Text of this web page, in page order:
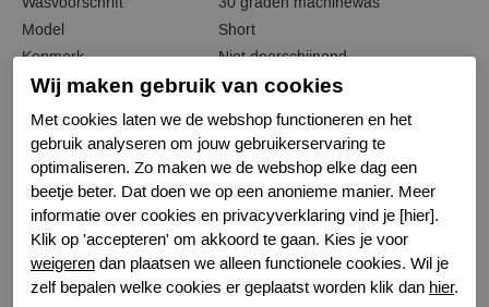
Model
Short
Kenmerk
Niet doorschijnend
Kenmerk
Naadloos
Kenmerk
Hoogte heupen
Kenmerk
Katoenen kruisje
Kenmerk
Bewuste Keuze!
Gerelateerde producten
Wij maken gebruik van cookies
Met cookies laten we de webshop functioneren en het
gebruik analyseren om jouw gebruikerservaring te
optimaliseren. Zo maken we de webshop elke dag een
beetje beter. Dat doen we op een anonieme manier. Meer
informatie over cookies en privacyverklaring vind je [hier].
Klik op 'accepteren' om akkoord te gaan. Kies je voor
weigeren dan plaatsen we alleen functionele cookies. Wil je
zelf bepalen welke cookies er geplaatst worden klik dan hier.